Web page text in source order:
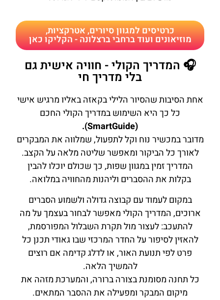
כרטיסים למגוון סיורים, אטרקציות,
מוזיאונים ועוד ברחבי ברצלונה - הקליקו כאן
🎧 המדריך הקולי - חוויה אישית גם
בלי מדריך חי
אחת הסיבות שהסיור הלילי בקאזה באליו מרגיש אישי
כל כך היא השימוש במדריך הקולי החכם
(SmartGuide).
מדובר במכשיר נוח וקל לתפעול, שמלווה את המבקרים
לאורך כל הביקור ומאפשר שליטה מלאה על הקצב.
המדריך זמין במגוון שפות, כך שכולם יוכלו להבין
בקלות את ההסברים וליהנות מהחוויה במלואה.
במקום לעמוד עם קבוצה גדולה ולשמוע הסברים
ארוכים, המדריך הקולי מאפשר לבחור בעצמך על מה
להתעכב: לעצור מול תקרת השבלול המפורסמת,
להאזין לסיפור על החדר המרכזי שבו גאודי תכנן כל
פרט לפי תנועת האור, או לדלג קדימה אם רוצים
להמשיך הלאה.
כל תחנה מסומנת בצורה ברורה, והמערכת מזהה את
מיקום המבקר ומפעילה את ההסבר המתאים.